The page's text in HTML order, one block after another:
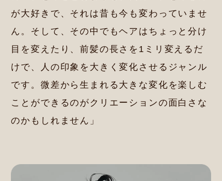
が大好きで、それは昔も今も変わっていませ
ん。そして、その中でもヘアはちょっと分け
目を変えたり、前髪の長さを1ミリ変えるだ
けで、人の印象を大きく変化させるジャンル
です。微差から生まれる大きな変化を楽しむ
ことができるのがクリエーションの面白さな
のかもしれません」